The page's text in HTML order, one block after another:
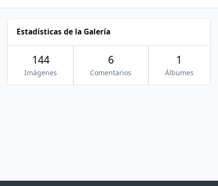
Estadísticas de la Galería
Imágenes
144
Comentarios
6
Álbumes
1